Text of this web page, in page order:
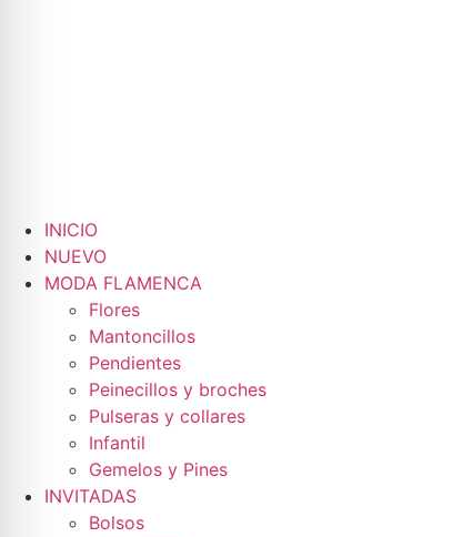
INICIO
NUEVO
MODA FLAMENCA
Flores
Mantoncillos
Pendientes
Peinecillos y broches
Pulseras y collares
Infantil
Gemelos y Pines
INVITADAS
Bolsos